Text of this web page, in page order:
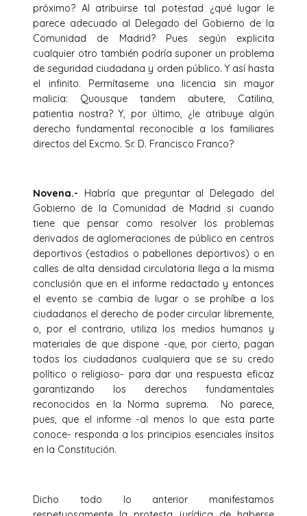
próximo? Al atribuirse tal potestad ¿qué lugar le
parece adecuado al Delegado del Gobierno de la
Comunidad de Madrid? Pues según explicita
cualquier otro también podría suponer un problema
de seguridad ciudadana y orden público. Y así hasta
el infinito. Permítaseme una licencia sin mayor
malicia: Quousque tandem abutere, Catilina,
patientia nostra? Y, por último, ¿le atribuye algún
derecho fundamental reconocible a los familiares
directos del Excmo. Sr. D. Francisco Franco?
Novena.- Habría que preguntar al Delegado del
Gobierno de la Comunidad de Madrid si cuando
tiene que pensar como resolver los problemas
derivados de aglomeraciones de público en centros
deportivos (estadios o pabellones deportivos) o en
calles de alta densidad circulatoria llega a la misma
conclusión que en el informe redactado y entonces
el evento se cambia de lugar o se prohíbe a los
ciudadanos el derecho de poder circular libremente,
o, por el contrario, utiliza los medios humanos y
materiales de que dispone -que, por cierto, pagan
todos los ciudadanos cualquiera que se su credo
político o religioso- para dar una respuesta eficaz
garantizando los derechos fundamentales
reconocidos en la Norma suprema. No parece,
pues, que el informe -al menos lo que esta parte
conoce- responda a los principios esenciales ínsitos
en la Constitución.
Dicho todo lo anterior manifestamos